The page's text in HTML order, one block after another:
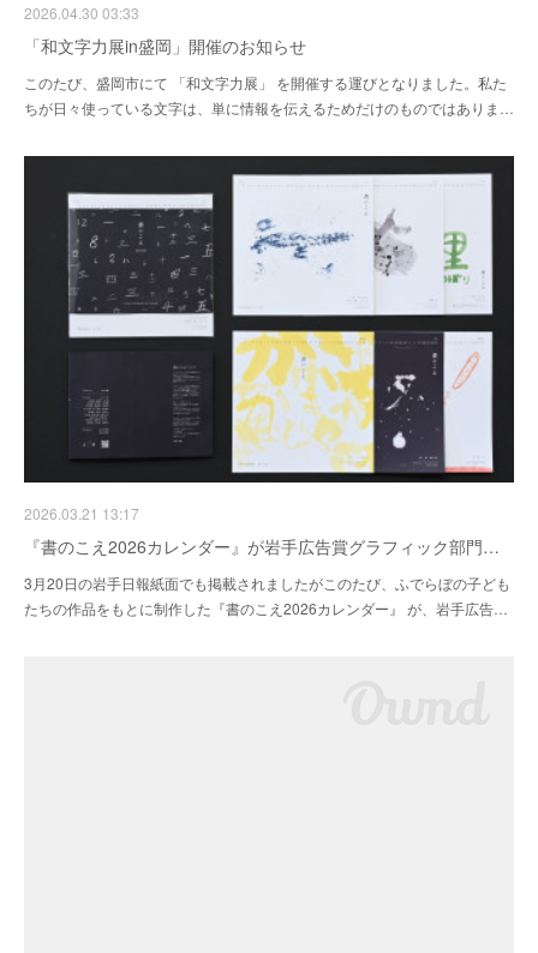
2026.04.30 03:33
「和文字力展in盛岡」開催のお知らせ
このたび、盛岡市にて 「和文字力展」 を開催する運びとなりました。私た
ちが日々使っている文字は、単に情報を伝えるためだけのものではありま…
2026.03.21 13:17
『書のこえ2026カレンダー』が岩手広告賞グラフィック部門…
3月20日の岩手日報紙面でも掲載されましたがこのたび、ふでらぼの子ども
たちの作品をもとに制作した『書のこえ2026カレンダー』 が、岩手広告…